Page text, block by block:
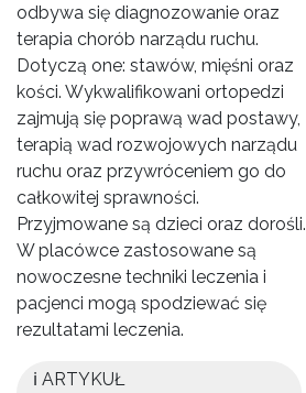
odbywa się diagnozowanie oraz
terapia chorób narządu ruchu.
Dotyczą one: stawów, mięśni oraz
kości. Wykwalifikowani ortopedzi
zajmują się poprawą wad postawy,
terapią wad rozwojowych narządu
ruchu oraz przywróceniem go do
całkowitej sprawności.
Przyjmowane są dzieci oraz dorośli.
W placówce zastosowane są
nowoczesne techniki leczenia i
pacjenci mogą spodziewać się
rezultatami leczenia.
ℹ️ ARTYKUŁ